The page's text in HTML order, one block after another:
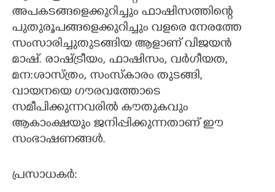
അപകടങ്ങളെക്കുറിച്ചും ഫാഷിസത്തിന്റെ
പുതുരൂപങ്ങളെക്കുറിച്ചും വളരെ നേരത്തേ
സംസാരിച്ചുതുടങ്ങിയ ആളാണ് വിജയൻ
മാഷ്. രാഷ്ട്രീയം,​ ഫാഷിസം,​ വർഗീയത,​
മന:ശാസ്ത്രം,​ സംസ്കാരം തുടങ്ങി,​
വായനയെ ഗൗരവത്തോടെ
സമീപിക്കുന്നവരിൽ കൗതുകവും
ആകാംക്ഷയും ജനിപ്പിക്കുന്നതാണ് ഈ
സംഭാഷണങ്ങൾ.
പ്രസാധകർ: